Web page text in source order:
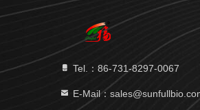
Tel.：86-731-8297-0067
E-Mail：